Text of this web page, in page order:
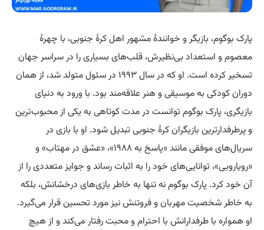
پارک بوگوم، بازیگر و خوانندهٔ مشهور اهل کرهٔ جنوبی، با چهرهٔ
معصوم و استعداد بی‌نظیرش، قلب‌های بسیاری را در سراسر جهان
تسخیر کرده است. او که در سال ۱۹۹۳ در سئول متولد شد، از همان
دوران کودکی به موسیقی و هنر علاقه‌مند بود. با ورود به دنیای
بازیگری، پارک بوگوم توانست در مدت کوتاهی به یکی از محبوب‌ترین
و پرطرفدارترین بازیگران کرهٔ جنوبی تبدیل شود. او با بازی در
سریال‌های موفقی مانند «پاسخ به ۱۹۸۸»، «عشق در مهتاب» و
«رویارویی»، توانایی‌های خود را به اثبات رساند و جوایز متعددی را از
آن خود کرد. پارک بوگوم نه تنها به خاطر بازی‌های درخشانش، بلکه
به خاطر شخصیت مهربان و فروتنش نیز مورد تحسین قرار می‌گیرد.
او همواره با طرفدارانش با احترام و محبت رفتار می‌کند و از هیچ